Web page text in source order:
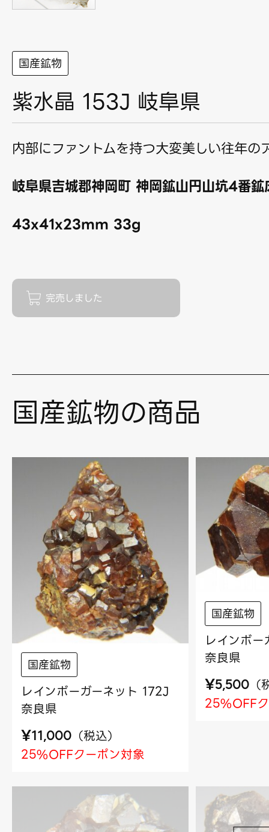
国産鉱物
紫水晶 153J 岐阜県
内部にファントムを持つ大変美しい往年の
岐阜県吉城郡神岡町 神岡鉱山円山坑4番
43x41x23mm 33g
国産鉱物の商品
国産鉱物
レインボーガーネット 172J
奈良県
¥11,000 （税込）
25%OFFクーポン対象
国産鉱物
レインボ
奈良県
¥5,500 （
25%OFF